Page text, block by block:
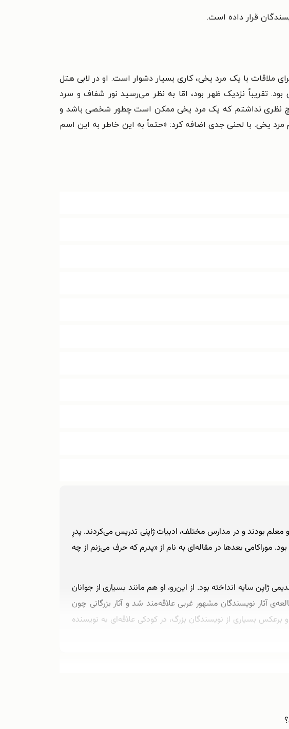
قرار داده است.
ملاقات با یک مرد یخی، کاری بسیار دشوار است. او در لابی هتل
تقریباً نزدیک ظهر بود، امّا به نظر می‌رسید نور شفاف و سرد
نظری نداشتم که یک مرد یخی ممکن است چطور شخصی باشد و
یخی. با لحنی جدی اضافه کرد: «حتماً به این خاطر به این اسم
او، هر دو معلم بودند و در مدارس مختلف، ادبیات ژاپنی تدریس می‌کردند. پدرِ
موراکامی بعدها در مقاله‌ای به نام از «پدرم که حرف می‌زنم از چه
سایه انداخته بود. از این‌رو، او هم مانند بسیاری از جوانان
آثار نویسندگان مشهور غربی علاقه‌مند شد و آثار بزرگانی چون
او برعکس بسیاری از نویسندگان بزرگ، در کودکی علاقه‌ای به نویسنده
او فراهم کرد.
تحصیلات دانشگاهی‌ام را به پایان نرسانده بودم، در نتیجه